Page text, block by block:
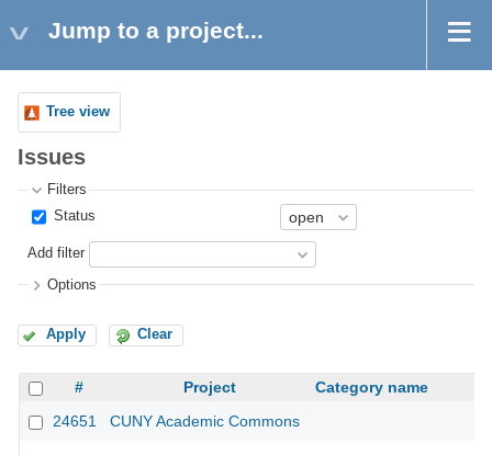
Jump to a project...
Tree view
Issues
Filters
Status
Add filter
Options
Apply Clear
# Project
Category name
24651
CUNY Academic Commons